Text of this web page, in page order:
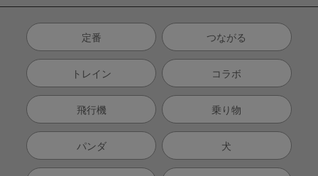
定番 つながる
トレイン コラボ
飛行機 乗り物
パンダ 犬